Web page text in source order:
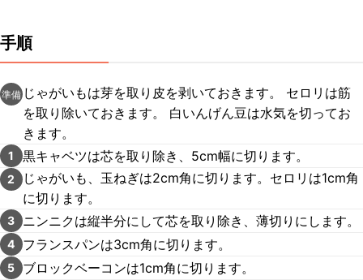
手順
準備 じゃがいもは芽を取り皮を剥いておきます。 セロリは筋
を取り除いておきます。 白いんげん豆は水気を切ってお
きます。
1 黒キャベツは芯を取り除き、5cm幅に切ります。
2
じゃがいも、玉ねぎは2cm角に切ります。セロリは1cm角
に切ります。
3 ニンニクは縦半分にして芯を取り除き、薄切りにします。
4 フランスパンは3cm角に切ります。
5 ブロックベーコンは1cm角に切ります。